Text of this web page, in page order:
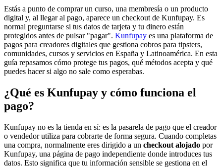
Estás a punto de comprar un curso, una membresía o un producto
digital y, al llegar al pago, aparece un checkout de Kunfupay. Es
normal preguntarse si tus datos de tarjeta y tu dinero están
protegidos antes de pulsar "pagar". Kunfupay es una plataforma de
pagos para creadores digitales que gestiona cobros para tipsters,
comunidades, cursos y servicios en España y Latinoamérica. En esta
guía repasamos cómo protege tus pagos, qué métodos acepta y qué
puedes hacer si algo no sale como esperabas.
¿Qué es Kunfupay y cómo funciona el
pago?
Kunfupay no es la tienda en sí: es la pasarela de pago que el creador
o vendedor utiliza para cobrarte de forma segura. Cuando completas
una compra, normalmente eres dirigido a un checkout alojado por
Kunfupay, una página de pago independiente donde introduces tus
datos. Esto significa que tu información sensible se gestiona en el